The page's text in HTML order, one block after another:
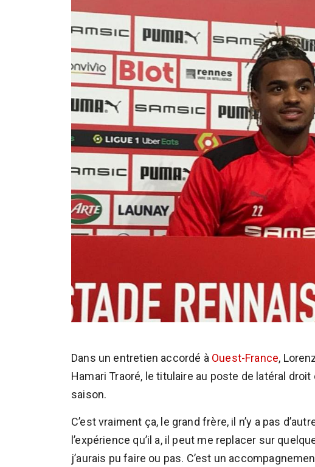
Dans un entretien accordé à Ouest-France,
Hamari Traoré, le titulaire au poste de latéral
saison.
C’est vraiment ça, le grand frère, il n’y a pas
l’expérience qu’il a, il peut me replacer sur
j’aurais pu faire ou pas. C’est un